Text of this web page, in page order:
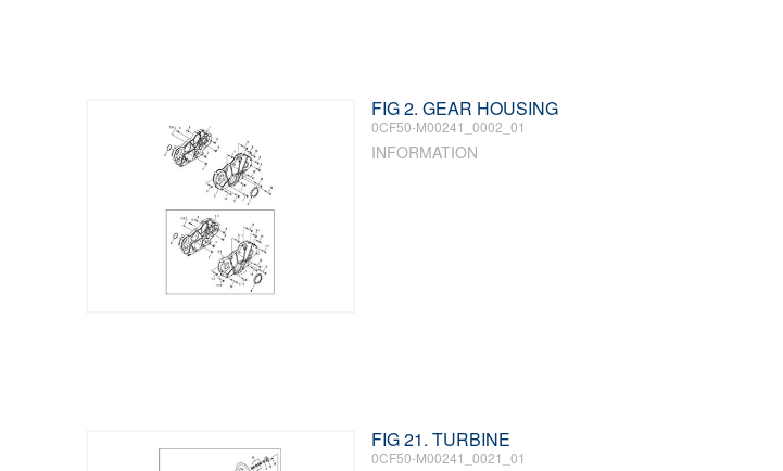
FIG 2. GEAR HOUSING
0CF50-M00241_0002_01
INFORMATION
FIG 21. TURBINE
0CF50-M00241_0021_01